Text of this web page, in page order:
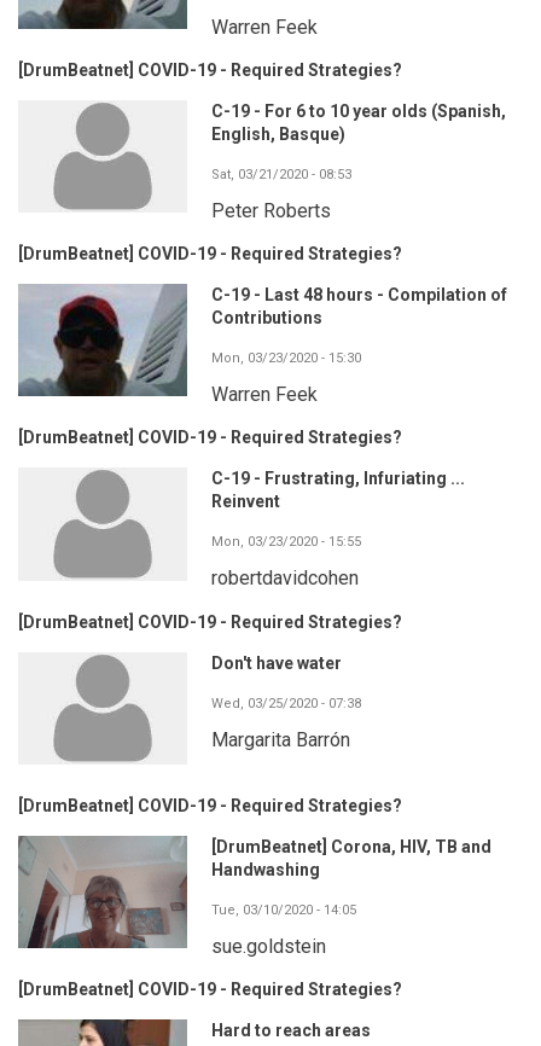
Warren Feek
[DrumBeatnet] COVID-19 - Required Strategies?
C-19 - For 6 to 10 year olds (Spanish,
English, Basque)
Sat, 03/21/2020 - 08:53
Peter Roberts
[DrumBeatnet] COVID-19 - Required Strategies?
C-19 - Last 48 hours - Compilation of
Contributions
Mon, 03/23/2020 - 15:30
Warren Feek
[DrumBeatnet] COVID-19 - Required Strategies?
C-19 - Frustrating, Infuriating ...
Reinvent
Mon, 03/23/2020 - 15:55
robertdavidcohen
[DrumBeatnet] COVID-19 - Required Strategies?
Don't have water
Wed, 03/25/2020 - 07:38
Margarita Barrón
[DrumBeatnet] COVID-19 - Required Strategies?
[DrumBeatnet] Corona, HIV, TB and
Handwashing
Tue, 03/10/2020 - 14:05
sue.goldstein
[DrumBeatnet] COVID-19 - Required Strategies?
Hard to reach areas